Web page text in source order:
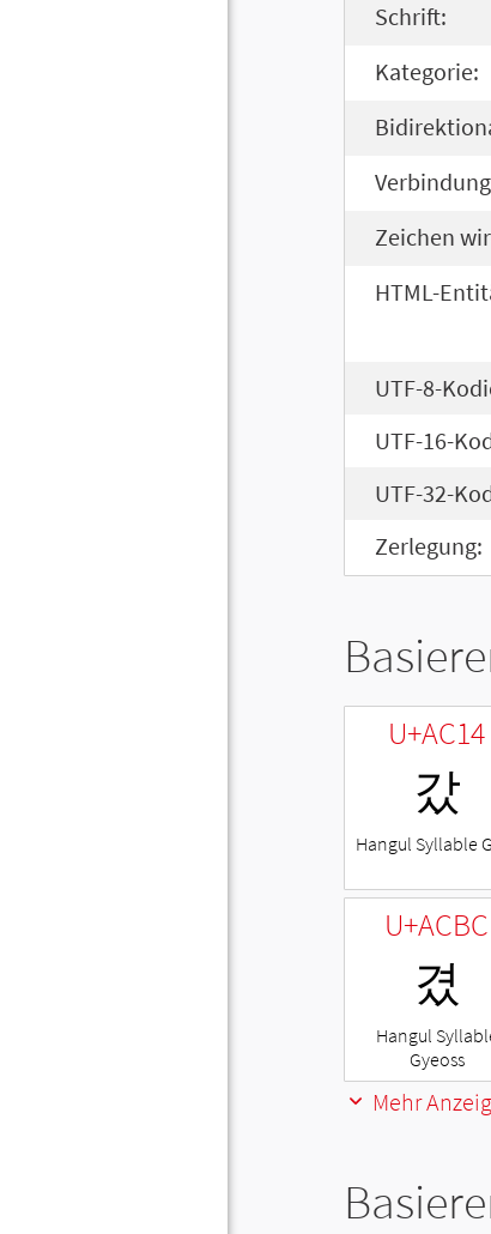
Schrift:
Kategorie:
Zeichen
HTML-
UTF-8-
UTF-16-
UTF-32-
Zerlegung:
U+AC14
갔
Hangul Syllable
U+ACBC
겼
Hangul
Gyeoss
Mehr